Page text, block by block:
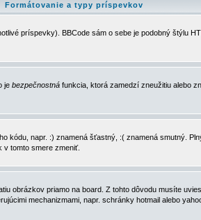
Formátovanie a typy príspevkov
príspevky). BBCode sám o sebe je podobný štýlu
je bezpečnostná funkcia, ktorá zamedzí zneužitiu alebo
napr. :) znamená šťastný, :( znamená smutný.
tomto smere zmeniť.
obrázkov priamo na board. Z tohto dôvodu musíte
mechanizmami, napr. schránky hotmail alebo